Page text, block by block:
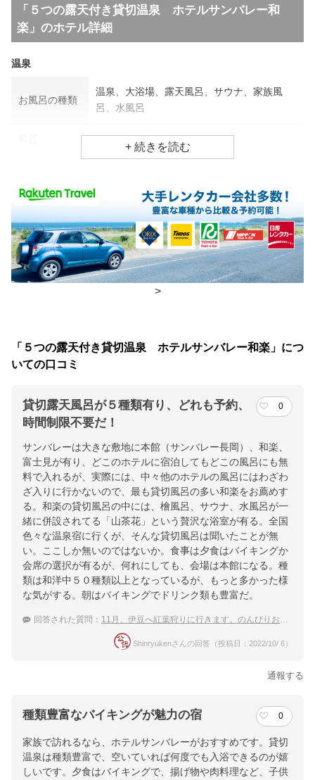
「５つの露天付き貸切温泉 ホテルサンバレー和
楽」のホテル詳細
温泉
お風呂の種類
温泉、大浴場、露天風呂、サウナ、家族風
呂、水風呂
アルカリ単純泉
食事場所
朝食 レストラン(バイキング)
夕食 レストラン(バイキング)
チェックアウ
交通アクセス
駅より車で７分
提供：楽天トラベル
楽天トラベルで
ホテル詳細を詳しく見る
>
「５つの露天付き貸切温泉 ホテルサンバレー和楽」につ
いての口コミ
貸切露天風呂が５種類有り、どれも予約、
時間制限不要だ！
0
サンバレーは大きな敷地に本館（サンバレー長岡）、和楽、
富士見が有り、どこのホテルに宿泊してもどこの風呂にも無
料で入れるが、実際には、中々他のホテルの風呂にはわざわ
ざ入りに行かないので、最も貸切風呂の多い和楽をお薦めす
る。和楽の貸切風呂の中には、檜風呂、サウナ、水風呂が一
緒に併設されてる「山茶花」という贅沢な浴室が有る。全国
色々な温泉宿に行くが、そんな貸切風呂は聞いたことが無
い。ここしか無いのではないか。食事は夕食はバイキングか
会席の選択が有るが、何れにしても、会場は本館になる。種
類は和洋中５０種類以上となっているが、もっと多かった様
な気がする。朝はバイキングでドリンク類も豊富だ。
回答された質問： 11月、伊豆へ紅葉狩りに行きます。のんびりお湯に浸かれる貸切風呂がある、伊豆長岡温泉の宿は？
Shinryukenさんの回答（投稿日：2022/10/ 6）
通報する
種類豊富なバイキングが魅力の宿 0
家族で訪れるなら、ホテルサンバレーがおすすめです。貸切
温泉は種類豊富で、空いていれば何度でも入浴できるのが嬉
しいです。夕食はバイキングで、揚げ物や肉料理など、子供